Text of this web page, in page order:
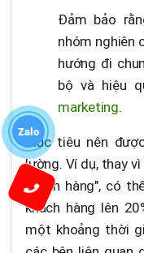
Đảm bảo
nhóm nghiên
hướng đi
bộ và hiệu
marketing.
Mục tiêu nên
lường. Ví dụ, thay
khách hàng", có
khách hàng lên
một khoảng thời
Zalo